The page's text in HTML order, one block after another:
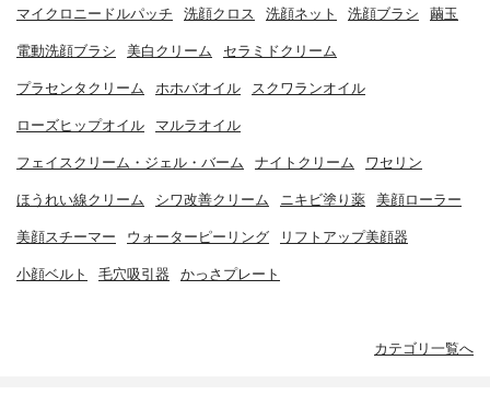
マイクロニードルパッチ 洗顔クロス 洗顔ネット 洗顔ブラシ 繭玉
電動洗顔ブラシ 美白クリーム セラミドクリーム
プラセンタクリーム ホホバオイル スクワランオイル
ローズヒップオイル マルラオイル
フェイスクリーム・ジェル・バーム ナイトクリーム ワセリン
ほうれい線クリーム シワ改善クリーム ニキビ塗り薬 美顔ローラー
美顔スチーマー ウォーターピーリング リフトアップ美顔器
小顔ベルト 毛穴吸引器 かっさプレート
カテゴリ一覧へ